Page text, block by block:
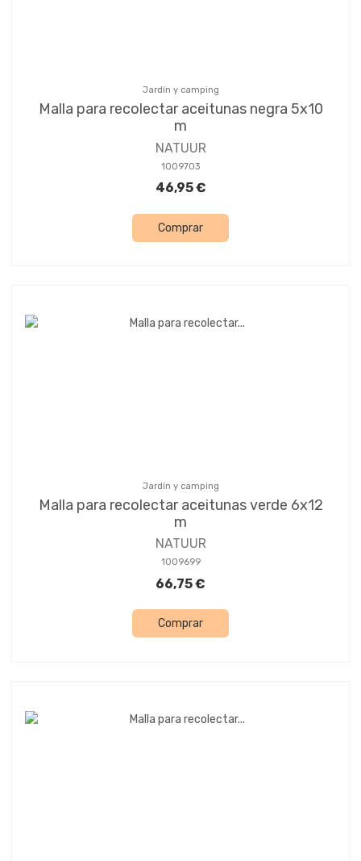
Jardín y camping
Malla para recolectar aceitunas negra 5x10
m
NATUUR
1009703
46,95 €
Comprar
Jardín y camping
Malla para recolectar aceitunas verde 6x12
m
NATUUR
1009699
66,75 €
Comprar